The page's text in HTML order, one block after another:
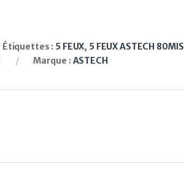
Étiquettes : 5 FEUX, 5 FEUX ASTECH 80MIS
Marque :ASTECH